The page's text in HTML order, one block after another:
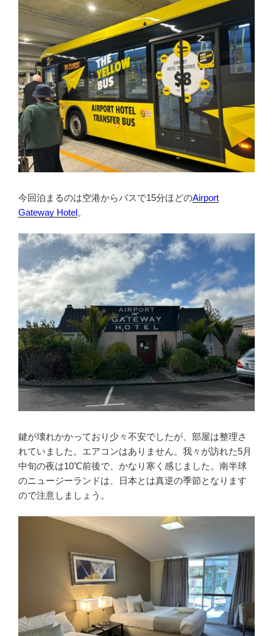
今回泊まるのは空港からバスで15分ほどのAirport
Gateway Hotel。
鍵が壊れかかっており少々不安でしたが、部屋は整理さ
れていました。エアコンはありません。我々が訪れた5月
中旬の夜は10℃前後で、かなり寒く感じました。南半球
のニュージーランドは、日本とは真逆の季節となります
ので注意しましょう。